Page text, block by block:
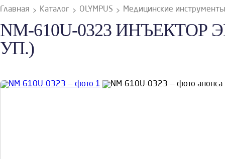
Главная Каталог OLYMPUS Медицинские инструменты
NM-610U-0323
УП.)